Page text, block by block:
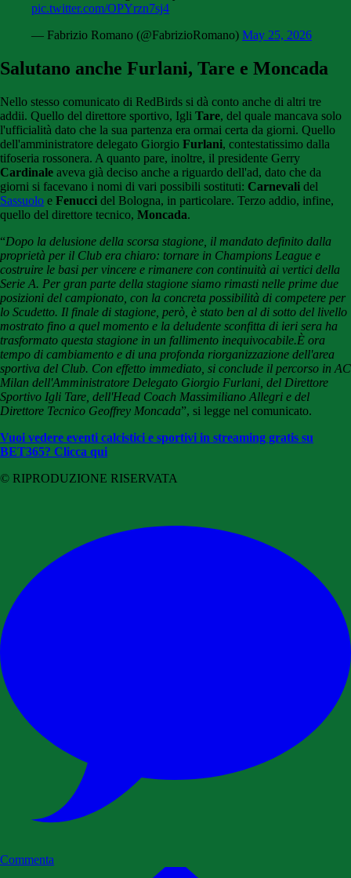
pic.twitter.com/OPYrzn7sj4
— Fabrizio Romano (@FabrizioRomano) May 25, 2026
Salutano anche Furlani, Tare e Moncada
Nello stesso comunicato di RedBirds si dà conto anche di altri tre
addii. Quello del direttore sportivo, Igli Tare, del quale mancava solo
l'ufficialità dato che la sua partenza era ormai certa da giorni. Quello
dell'amministratore delegato Giorgio Furlani, contestatissimo dalla
tifoseria rossonera. A quanto pare, inoltre, il presidente Gerry
Cardinale aveva già deciso anche a riguardo dell'ad, dato che da
giorni si facevano i nomi di vari possibili sostituti: Carnevali del
Sassuolo e Fenucci del Bologna, in particolare. Terzo addio, infine,
quello del direttore tecnico, Moncada.
“Dopo la delusione della scorsa stagione, il mandato definito dalla
proprietà per il Club era chiaro: tornare in Champions League e
costruire le basi per vincere e rimanere con continuità ai vertici della
Serie A. Per gran parte della stagione siamo rimasti nelle prime due
posizioni del campionato, con la concreta possibilità di competere per
lo Scudetto. Il finale di stagione, però, è stato ben al di sotto del livello
mostrato fino a quel momento e la deludente sconfitta di ieri sera ha
trasformato questa stagione in un fallimento inequivocabile.È ora
tempo di cambiamento e di una profonda riorganizzazione dell'area
sportiva del Club. Con effetto immediato, si conclude il percorso in AC
Milan dell'Amministratore Delegato Giorgio Furlani, del Direttore
Sportivo Igli Tare, dell'Head Coach Massimiliano Allegri e del
Direttore Tecnico Geoffrey Moncada”, si legge nel comunicato.
Vuoi vedere eventi calcistici e sportivi in streaming gratis su
BET365? Clicca qui
© RIPRODUZIONE RISERVATA
Commenta